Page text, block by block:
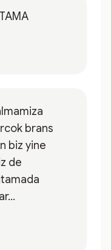
brans
biz yine
de